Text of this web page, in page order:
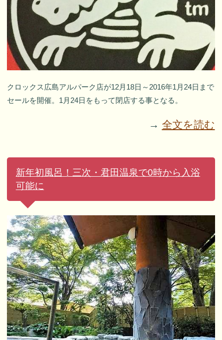
クロックス広島アルパーク店が12月18日～2016年1月24日まで
セールを開催。1月24日をもって閉店する事となる。
→ 全文を読む
新年初風呂！三次・君田温泉で0時から入浴
可能に